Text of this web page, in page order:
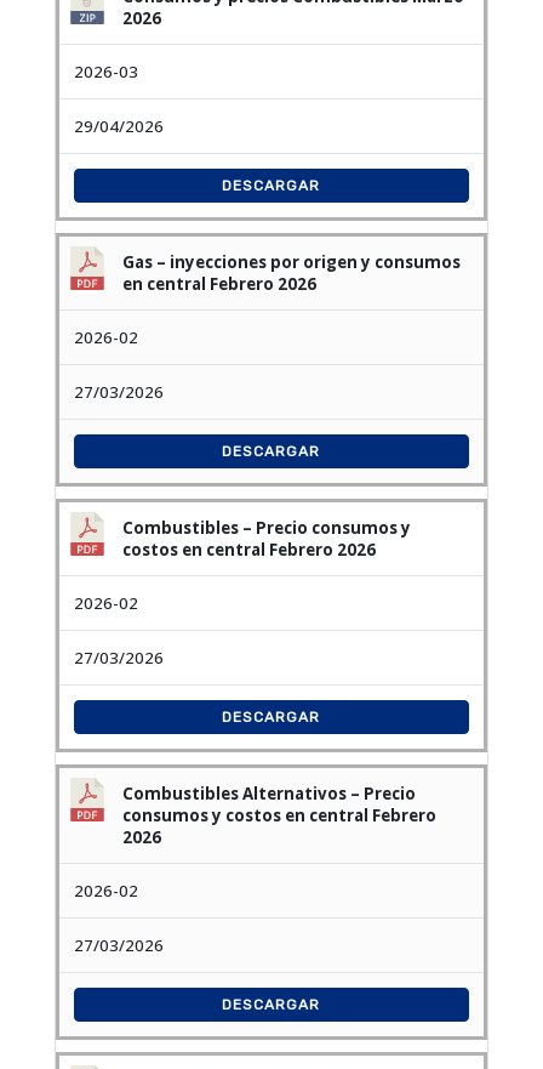
2026
2026-03
29/04/2026
DESCARGAR
Gas – inyecciones por origen y consumos
en central Febrero 2026
2026-02
27/03/2026
DESCARGAR
Combustibles – Precio consumos y
costos en central Febrero 2026
2026-02
27/03/2026
DESCARGAR
Combustibles Alternativos – Precio
consumos y costos en central Febrero
2026
2026-02
27/03/2026
DESCARGAR